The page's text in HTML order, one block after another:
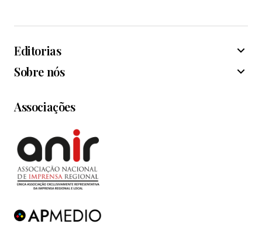
Editorias
Sobre nós
Associações